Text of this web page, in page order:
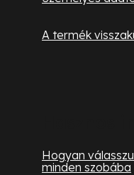
A termék
Hogyan
minden szobába